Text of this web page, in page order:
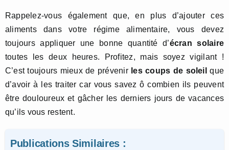
Rappelez-vous également que, en plus d’ajouter ces
aliments dans votre régime alimentaire, vous devez
toujours appliquer une bonne quantité d’écran solaire
toutes les deux heures. Profitez, mais soyez vigilant !
C’est toujours mieux de prévenirles coups de soleil que
d’avoir à les traiter car vous savez ô combien ils peuvent
être douloureux et gâcher les derniers jours de vacances
qu’ils vous restent.
Publications Similaires :